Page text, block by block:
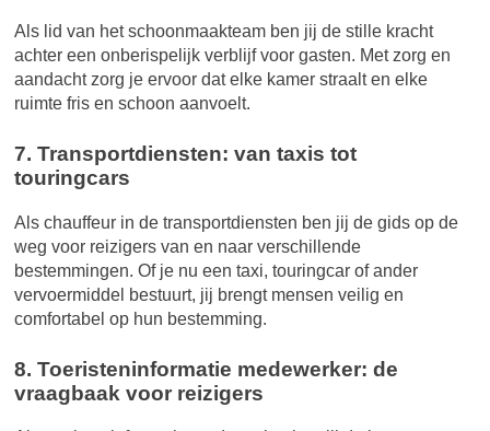
Als lid van het schoonmaakteam ben jij de stille kracht
achter een onberispelijk verblijf voor gasten. Met zorg en
aandacht zorg je ervoor dat elke kamer straalt en elke
ruimte fris en schoon aanvoelt.
7. Transportdiensten: van taxis tot
touringcars
Als chauffeur in de transportdiensten ben jij de gids op de
weg voor reizigers van en naar verschillende
bestemmingen. Of je nu een taxi, touringcar of ander
vervoermiddel bestuurt, jij brengt mensen veilig en
comfortabel op hun bestemming.
8. Toeristeninformatie medewerker: de
vraagbaak voor reizigers